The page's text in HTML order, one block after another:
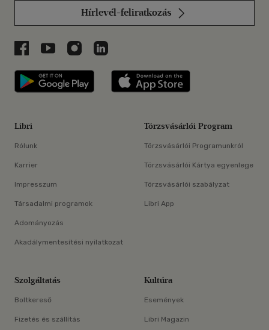
Hírlevél-feliratkozás
Libri a Facebookon
Libri a Youtube-on
Libri az Instagramon
Libri a LinkedInen
Libri applikáció Szerezd meg: Google
Libri
Rólunk
Karrier
Impresszum
Társadalmi programok
Adományozás
Akadálymentesítési nyilatkozat
Törzsvásárlói Program
Törzsvásárlói Programunkról
Törzsvásárlói Kártya egyenlege
Törzsvásárlói szabályzat
Libri App
Szolgáltatás
Boltkereső
Fizetés és szállítás
Kultúra
Események
Libri Magazin